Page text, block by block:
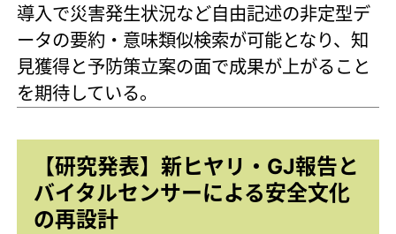
導入で災害発生状況など自由記述の非定型デ
ータの要約・意味類似検索が可能となり、知
見獲得と予防策立案の面で成果が上がること
を期待している。
【研究発表】新ヒヤリ・GJ報告と
バイタルセンサーによる安全文化
の再設計